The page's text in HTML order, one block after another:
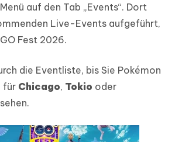
auf den Tab „Events“. Dort
Live-Events aufgeführt,
Fest 2026.
die Eventliste, bis Sie Pokémon
für Chicago, Tokio oder
sehen.